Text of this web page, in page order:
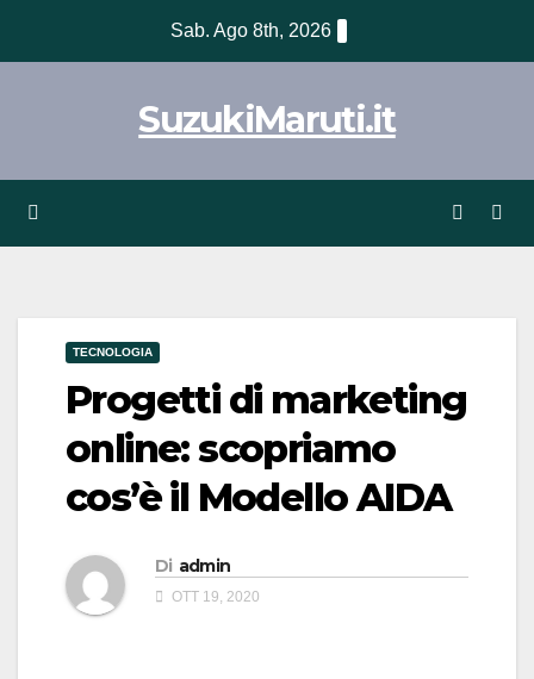
Sab. Ago 8th, 2026
SuzukiMaruti.it
TECNOLOGIA
Progetti di marketing
online: scopriamo
cos’è il Modello AIDA
Di admin
OTT 19, 2020